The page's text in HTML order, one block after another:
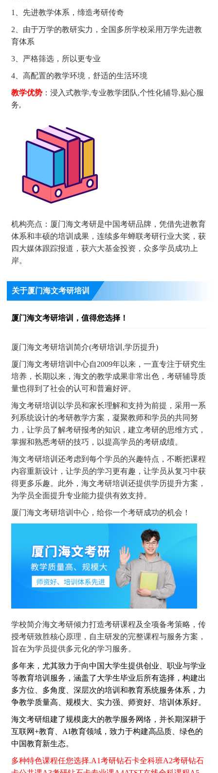
1、先进教学体系，缔造考研传奇
2、由于万学的教研实力，全国多所学校采用万学先进教
育体系
3、严格筛选，所以更专业
4、高配置的教学环境，舒适的生活环境
教学优势 ：浸入式教学,专业教学团队,个性化辅导,贴心服
务,
机构亮点：厦门海文考研是中国考研品牌，凭借先进教育
体系和丰硕的培训成果，连续多年蝉联考研行业大奖，获
四大媒体跟踪报道，获六大基金投资，众多学员成功上
岸。
关于厦门海文考研培训
厦门海文考研培训，值得您选择！
厦门海文考研培训简介(考研培训,学历提升)
厦门海文考研培训中心自2009年以来，一直专注于研究生
培养，长期以来，海文的教学成果非常出色，考研辅导质
量也得到了社会的认可和普遍好评。
海文考研培训以学员和家长理解和支持为前提，采用一系
列系统设计的考研教学方案，凝聚教师和学员的共同努
力，让学员了解考研报考的知识，建立考研的思维方式，
掌握和熟悉考研的技巧，以提高学员的考研成绩。
海文考研培训还考虑到每个学员的兴趣特点，不断把课程
内容重新设计，让学员的学习更有趣，让学员从复习中获
得更多乐趣。此外，海文考研培训还提供学历提升方案，
为学员全面提升专业能力提供有效支持。
厦门海文考研培训中心，给你一个考研成功的机会！
学校简介海文考研倾力打造考研课程及全项备考策略，传
授考研致胜核心原理，自主研发的完整课程与服务方案，
旨在为学员提供多元化的学习服务。
多年来，尤其致力于向中国大学生提供创业、职业与学业
等教育培训服务，涵盖了大学生毕业后所有选择，构建出
多方位、多角度、深层次的培训和教育系统服务体系，力
争教学质量高、规模大、实力强、师资好、培训体系好。
海文考研组建了规模庞大的教学服务网络，并长期深耕于
互联网+教育、AI教育领域，致力于构建高品质、绿色的
中国教育新生态。
多种特色课程任您选择.A1考研钻石卡全科班A2考研钻石